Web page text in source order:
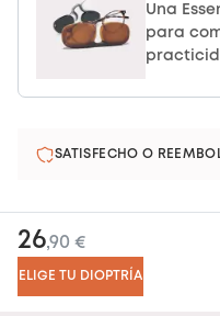
Una
para
SATISFECHO O
26,90 €
ELIGE TU DIOPTRÍA